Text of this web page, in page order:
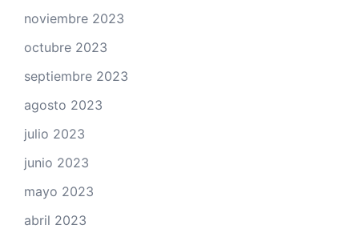
noviembre 2023
octubre 2023
septiembre 2023
agosto 2023
julio 2023
junio 2023
mayo 2023
abril 2023